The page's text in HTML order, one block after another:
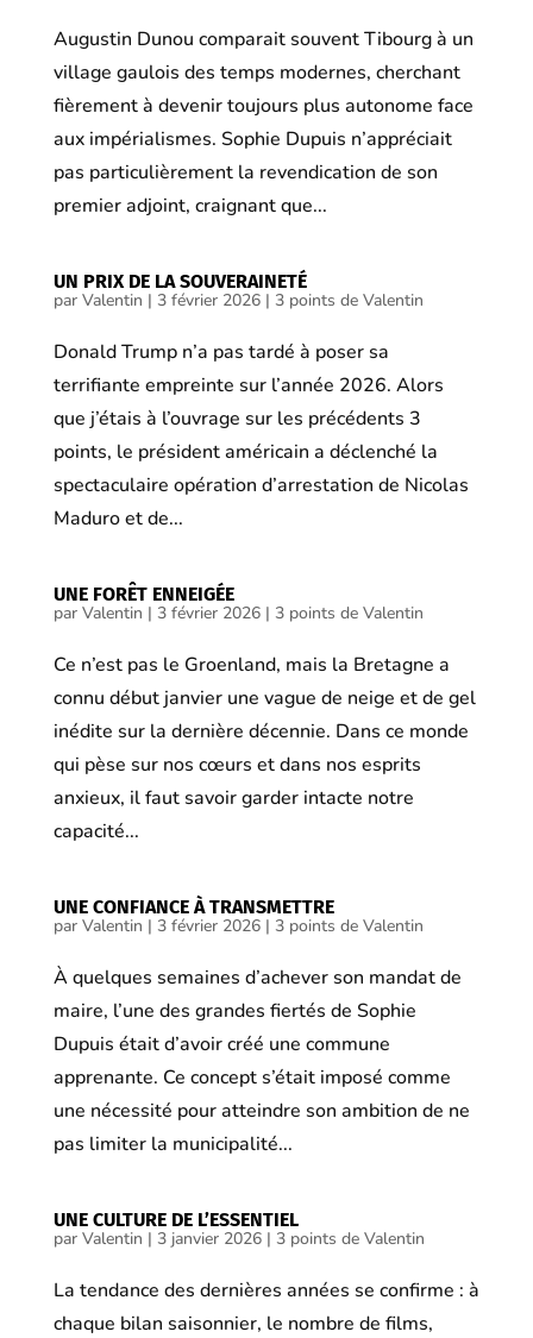
Augustin Dunou comparait souvent Tibourg à un
village gaulois des temps modernes, cherchant
fièrement à devenir toujours plus autonome face
aux impérialismes. Sophie Dupuis n’appréciait
pas particulièrement la revendication de son
premier adjoint, craignant que...
UN PRIX DE LA SOUVERAINETÉ
par Valentin | 3 février 2026| 3 points de Valentin
Donald Trump n’a pas tardé à poser sa
terrifiante empreinte sur l’année 2026. Alors
que j’étais à l’ouvrage sur les précédents 3
points, le président américain a déclenché la
spectaculaire opération d’arrestation de Nicolas
Maduro et de...
UNE FORÊT ENNEIGÉE
par Valentin | 3 février 2026| 3 points de Valentin
Ce n’est pas le Groenland, mais la Bretagne a
connu début janvier une vague de neige et de gel
inédite sur la dernière décennie. Dans ce monde
qui pèse sur nos cœurs et dans nos esprits
anxieux, il faut savoir garder intacte notre
capacité...
UNE CONFIANCE À TRANSMETTRE
par Valentin | 3 février 2026| 3 points de Valentin
À quelques semaines d’achever son mandat de
maire, l’une des grandes fiertés de Sophie
Dupuis était d’avoir créé une commune
apprenante. Ce concept s’était imposé comme
une nécessité pour atteindre son ambition de ne
pas limiter la municipalité...
UNE CULTURE DE L’ESSENTIEL
par Valentin | 3 janvier 2026| 3 points de Valentin
La tendance des dernières années se confirme : à
chaque bilan saisonnier, le nombre de films,